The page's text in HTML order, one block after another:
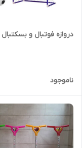
دروازه فوتبال و
ناموجود